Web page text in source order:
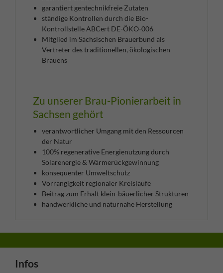
garantiert gentechnikfreie Zutaten
ständige Kontrollen durch die Bio-
Kontrollstelle ABCert DE-ÖKO-006
Mitglied im Sächsischen Brauerbund als
Vertreter des traditionellen, ökologischen
Brauens
Zu unserer Brau-Pionierarbeit in
Sachsen gehört
verantwortlicher Umgang mit den Ressourcen
der Natur
100% regenerative Energienutzung durch
Solarenergie & Wärmerückgewinnung
konsequenter Umweltschutz
Vorrangigkeit regionaler Kreisläufe
Beitrag zum Erhalt klein-bäuerlicher Strukturen
handwerkliche und naturnahe Herstellung
Infos